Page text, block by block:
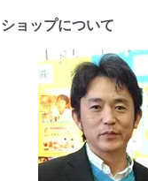
ショップについて